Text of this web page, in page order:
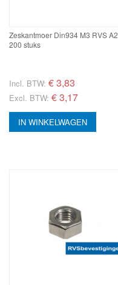
Zeskantmoer Din934 M3 RVS A2
200 stuks
Incl. BTW: €3,83
Excl. BTW: € 3,17
IN WINKELWAGEN